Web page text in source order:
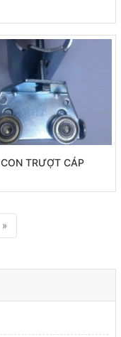
CON TRƯỢT CÁP
»